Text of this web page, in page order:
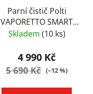
Parní čistič Polti
VAPORETTO SMART
100 B
Skladem (10 ks)
4 990 Kč
5 690 Kč (–12 %)